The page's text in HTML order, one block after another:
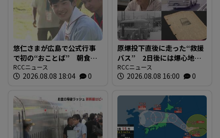
悠仁さまが広島で公式行事
で初の“おことば” 朝食作
りや丸太切りも 福山市で
は博物館を視察
RCCニュース
2026.08.08 18:04 0
原爆投下直後に走った“救援
バス” 2日後には爆心地至
近に路線バスも 戦時下か
ら復興まで支えた“バスの歴
RCCニュース
2026.08.08 16:00 0